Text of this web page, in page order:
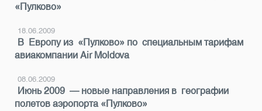
«Пулково»
18.06.2009
В Европу из «Пулково» по специальным тарифам
авиакомпании Air Moldova
08.06.2009
Июнь 2009 — новые направления в географии
полетов аэропорта «Пулково»